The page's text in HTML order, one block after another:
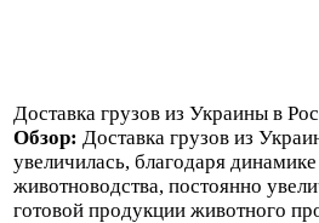
Доставка грузов из Украины в
Обзор: Доставка грузов из
увеличилась, благодаря
животноводства, постоянно
готовой продукции животного